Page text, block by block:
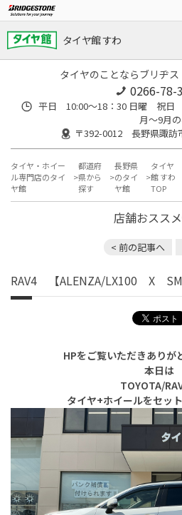
タイヤ館 すわ
タイヤのことならブリヂ
0266-78-
平日 10:00〜18：30 日曜 祝日
月〜9月
〒392-0012 長野県諏訪
タイヤ・ホイー
ル専門店のタイ
ヤ館
都道府
県から
探す
長野県
のタイ
ヤ館
タイヤ
館 すわ
TOP
店舗おスス
< 前の記事へ
RAV4 【ALENZA/LX100 X
HPをご覧いただきありが
本日は
TOYOTA/
タイヤ+ホイールをセッ